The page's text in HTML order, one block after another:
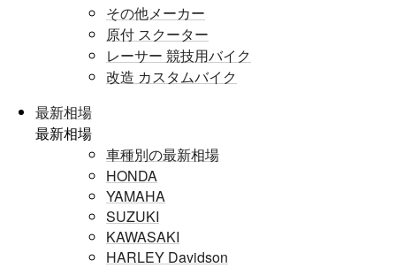
その他メーカー
原付 スクーター
レーサー 競技用バイク
改造 カスタムバイク
最新相場
最新相場
車種別の最新相場
HONDA
YAMAHA
SUZUKI
KAWASAKI
HARLEY Davidson